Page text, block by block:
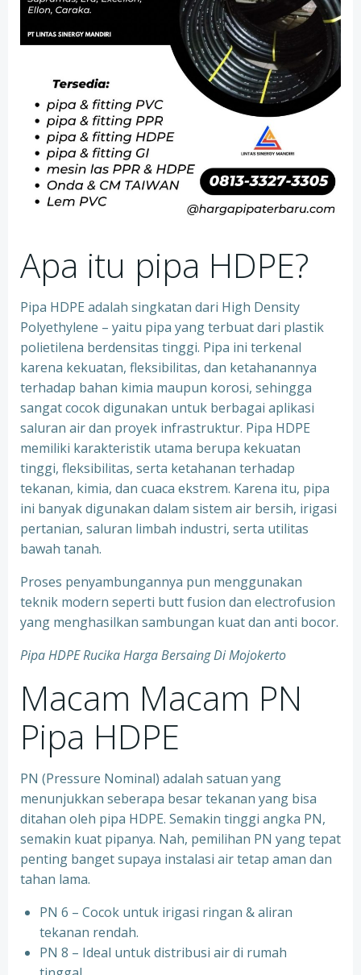
Apa itu pipa HDPE?
Pipa HDPE adalah singkatan dari High Density
Polyethylene – yaitu pipa yang terbuat dari plastik
polietilena berdensitas tinggi. Pipa ini terkenal
karena kekuatan, fleksibilitas, dan ketahanannya
terhadap bahan kimia maupun korosi, sehingga
sangat cocok digunakan untuk berbagai aplikasi
saluran air dan proyek infrastruktur. Pipa HDPE
memiliki karakteristik utama berupa kekuatan
tinggi, fleksibilitas, serta ketahanan terhadap
tekanan, kimia, dan cuaca ekstrem. Karena itu, pipa
ini banyak digunakan dalam sistem air bersih, irigasi
pertanian, saluran limbah industri, serta utilitas
bawah tanah.
Proses penyambungannya pun menggunakan
teknik modern seperti butt fusion dan electrofusion
yang menghasilkan sambungan kuat dan anti bocor.
Pipa HDPE Rucika Harga Bersaing Di Mojokerto
Macam Macam PN
Pipa HDPE
PN (Pressure Nominal) adalah satuan yang
menunjukkan seberapa besar tekanan yang bisa
ditahan oleh pipa HDPE. Semakin tinggi angka PN,
semakin kuat pipanya. Nah, pemilihan PN yang tepat
penting banget supaya instalasi air tetap aman dan
tahan lama.
PN 6 – Cocok untuk irigasi ringan & aliran
tekanan rendah.
PN 8 – Ideal untuk distribusi air di rumah